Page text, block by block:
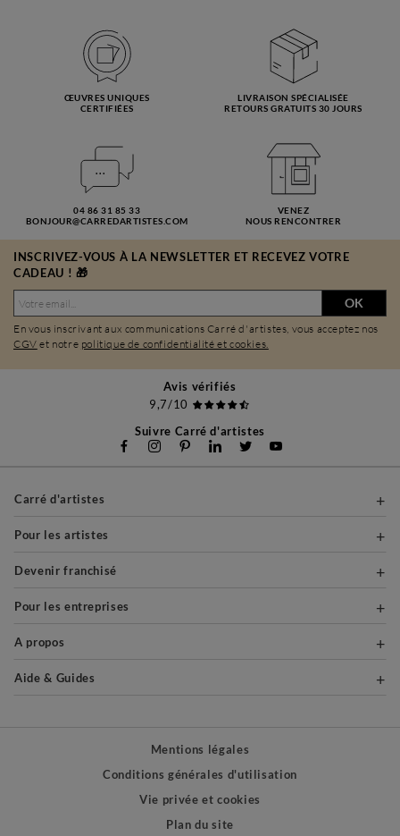
ŒUVRES UNIQUES
CERTIFIÉES
LIVRAISON SPÉCIALISÉE
RETOURS GRATUITS 30 JOURS
04 86 31 85 33
BONJOUR@CARREDARTISTES.COM
VENEZ
NOUS RENCONTRER
INSCRIVEZ-VOUS À LA NEWSLETTER ET RECEVEZ VOTRE
CADEAU ! 🎁
OK
En vous inscrivant aux communications Carré d'artistes, vous acceptez nos
CGV et notre politique de confidentialité et cookies.
Avis vérifiés
9,7/10
Suivre Carré d'artistes
Carré d'artistes
Pour les artistes
Devenir franchisé
Pour les entreprises
A propos
Aide & Guides
Mentions légales
Conditions générales d'utilisation
Vie privée et cookies
Plan du site